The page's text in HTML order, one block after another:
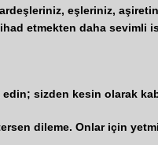
eşleriniz,
etmekten daha sevimli
sizden kesin olarak
dileme. Onlar için